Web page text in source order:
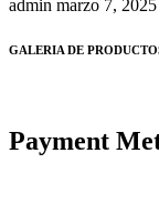
admin marzo 7, 2025
GALERIA DE
Payment